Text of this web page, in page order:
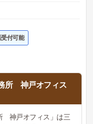
付可能
所 神戸オフィス
神戸オフィス」は三